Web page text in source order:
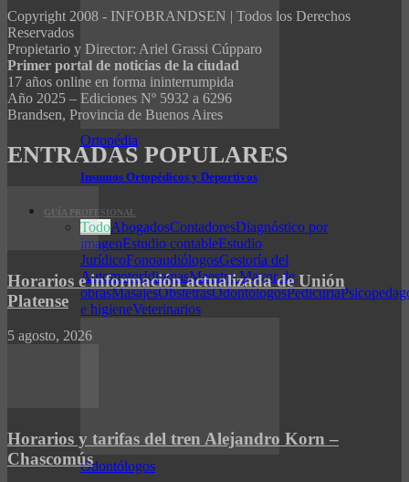
Ortopédia
Insumos Ortopédicos y Deportivos
GUÍA PROFESIONAL
TodoAbogadosContadoresDiagnóstico por
imagenEstudio contableEstudio
JurídicoFonoaudiólogosGestoría del
AutomotorIdiomasMaestro Mayor de
obrasMasajesObstetrasOdontólogosPedicuría
e higieneVeterinarios
Odontólogos
Copyright 2008 - INFOBRANDSEN | Todos los Derechos
Reservados
Propietario y Director: Ariel Grassi Cúpparo
Primer portal de noticias de la ciudad
17 años online en forma ininterrumpida
Año 2025 – Ediciones Nº 5932 a 6296
Brandsen, Provincia de Buenos Aires
ENTRADAS POPULARES
Horarios e información actualizada de Unión
Platense
5 agosto, 2026
Horarios y tarifas del tren Alejandro Korn –
Chascomús